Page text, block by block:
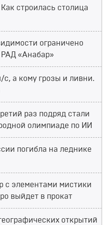
Как строилась столица
ограничено
«Анабар»
с, а кому грозы и ливни.
раз подряд стали
олимпиаде по ИИ
погибла на леднике
с элементами мистики
выйдет в прокат
открытий